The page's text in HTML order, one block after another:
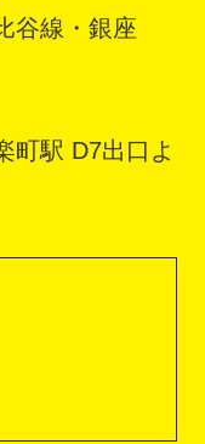
谷線・銀座
駅 D7出口よ